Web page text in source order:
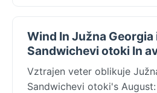
Wind In Južna Georgia
Sandwichevi otoki In
Vztrajen veter oblikuje
Sandwichevi otoki's